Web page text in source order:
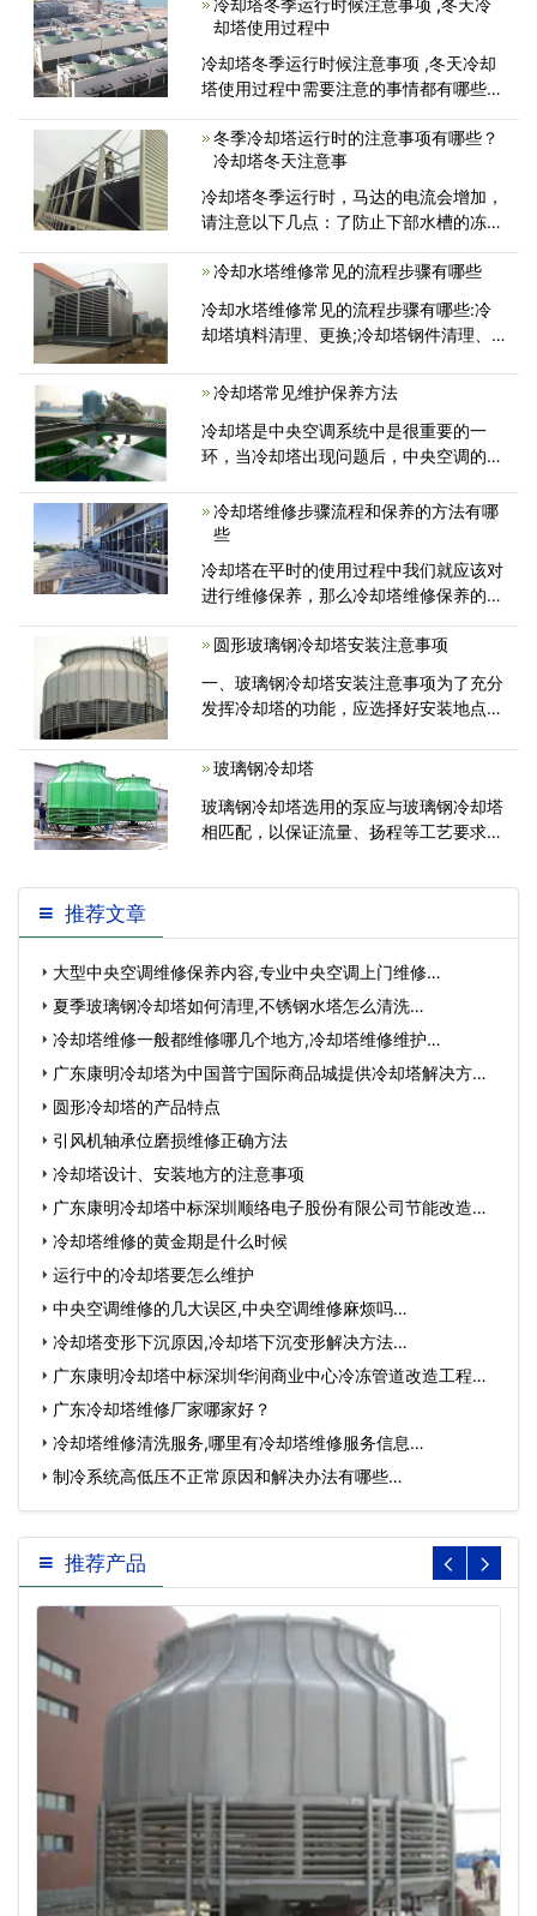
仅冷却塔、管道等设备也会受到腐蚀...
却塔使用过程中
冷却塔冬季运行时候注意事项 ,冬天冷却
塔使用过程中需要注意的事情都有哪些：
以下几点。
冬季冷却塔运行时的注意事项有哪些？
冷却塔冬天注意事
冷却塔冬季运行时，马达的电流会增加，
请注意以下几点：了防止下部水槽的冻
使用加热器，并做好下部水槽水位的保温
工作，为了防止密闭式冷却塔铜管(散热
器)和散布水的冻结，
冷却水塔维修常见的流程步骤有哪些
冷却水塔维修常见的流程步骤有哪些:冷
却塔填料清理、更换;冷却塔钢件清理、
及更换;冷却塔风机、电机、减速机维护
冷却塔常见维护保养方法
冷却塔是中央空调系统中是很重要的一
环，当冷却塔出现问题后，中央空调的正
广东康明节能空调给大家介绍传统的冷却
塔常见维修和保养常识，其他的冷却塔的
冷却塔维修步骤流程和保养的方法有哪
些
冷却塔在平时的使用过程中我们就应该对
进行维修保养，那么冷却塔维修保养的具
已经为大家总结好了，接下面一起来看看
圆形玻璃钢冷却塔安装注意事项
一、玻璃钢冷却塔安装注意事项为了充分
发挥冷却塔的功能，应选择好安装地点。
排出的湿热空气不会再次吸入冷却塔...
玻璃钢冷却塔
玻璃钢冷却塔选用的泵应与玻璃钢冷却塔
相匹配，以保证流量、扬程等工艺要求。
定、耐用、耐腐蚀、装配配合准确。2、
推荐文章
大型中央空调维修保养内容,专业中央空调上门维修…
夏季玻璃钢冷却塔如何清理,不锈钢水塔怎么清洗…
冷却塔维修一般都维修哪几个地方,冷却塔维修维护…
广东康明冷却塔为中国普宁国际商品城提供冷却塔解决方
案…圆形冷却塔的产品特点
引风机轴承位磨损维修正确方法
冷却塔设计、安装地方的注意事项
广东康明冷却塔中标深圳顺络电子股份有限公司节能改造工
程…冷却塔维修的黄金期是什么时候
运行中的冷却塔要怎么维护
中央空调维修的几大误区,中央空调维修麻烦吗…
冷却塔变形下沉原因,冷却塔下沉变形解决方法…
广东康明冷却塔中标深圳华润商业中心冷冻管道改造工程…
广东冷却塔维修厂家哪家好？
冷却塔维修清洗服务,哪里有冷却塔维修服务信息…
制冷系统高低压不正常原因和解决办法有哪些…
推荐产品